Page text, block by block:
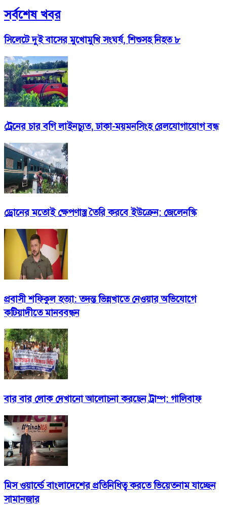
সর্বশেষ খবর
সিলেটে দুই বাসের মুখোমুখি সংঘর্ষ, শিশুসহ নিহত ৮
ট্রেনের চার বগি লাইনচ্যুত, ঢাকা-ময়মনসিংহ রেলযোগাযোগ বন্ধ
ড্রোনের মতোই ক্ষেপণাস্ত্র তৈরি করবে ইউক্রেন: জেলেনস্কি
প্রবাসী শফিকুল হত্যা: তদন্ত ভিন্নখাতে নেওয়ার অভিযোগে
কটিয়াদীতে মানববন্ধন
বার বার লোক দেখানো আলোচনা করছেন ট্রাম্প: গালিবাফ
মিস ওয়ার্ল্ডে বাংলাদেশের প্রতিনিধিত্ব করতে ভিয়েতনাম যাচ্ছেন
সামানজার